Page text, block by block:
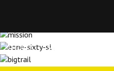
TITULKA SPRAVODAJSTVO